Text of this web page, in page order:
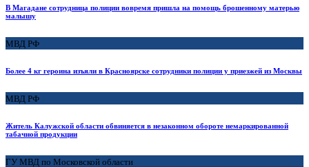
В Магадане сотрудница полиции вовремя пришла на помощь брошенному матерью
малышу
МВД РФ
Более 4 кг героина изъяли в Красноярске сотрудники полиции у приезжей из Москвы
МВД РФ
Житель Калужской области обвиняется в незаконном обороте немаркированной
табачной продукции
ГУ МВД по Московской области